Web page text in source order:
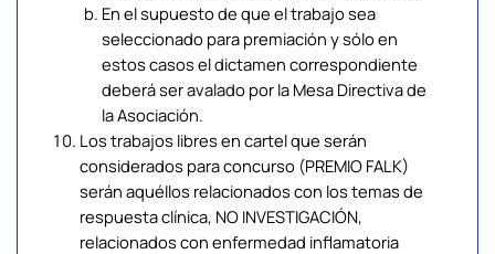
En el supuesto de que el trabajo sea
seleccionado para premiación y sólo en
estos casos el dictamen correspondiente
deberá ser avalado por la Mesa Directiva de
la Asociación.
Los trabajos libres en cartel que serán
considerados para concurso (PREMIO FALK)
serán aquéllos relacionados con los temas de
respuesta clínica, NO INVESTIGACIÓN,
relacionados con enfermedad inflamatoria